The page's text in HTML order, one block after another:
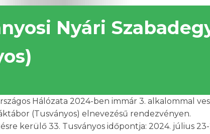
Nyári
Hálózata 2024-ben immár 3. alkalommal
(Tusványos) elnevezésű rendezvényen.
kerülő 33. Tusványos időpontja: 2024. július